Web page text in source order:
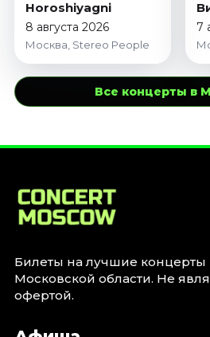
Horoshiyagni
8 августа 2026
Москва, Stereo People
7
Все концерты в
Билеты на лучшие
Московской области. Не
офертой.